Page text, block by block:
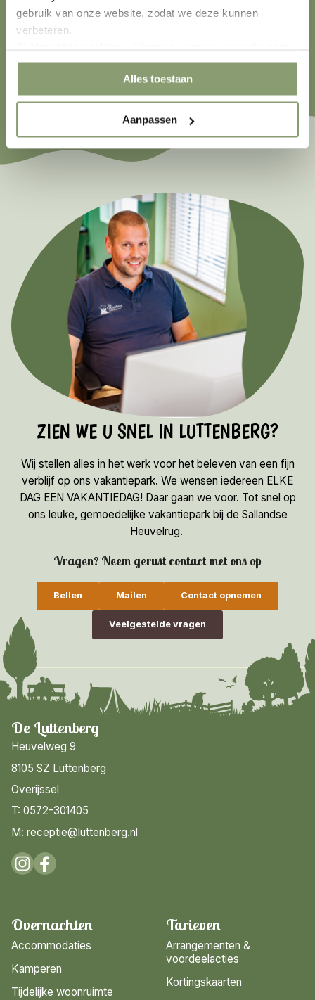
gebruik van onze website, zodat we deze kunnen
verbeteren.
aanbiedingen en advertenties laten zien.
Alles toestaan
Aanpassen
Download bij Google Play
ZIEN WE U SNEL IN LUTTENBERG?
Wij stellen alles in het werk voor het beleven van een fijn
verblijf op ons vakantiepark. We wensen iedereen ELKE
DAG EEN VAKANTIEDAG! Daar gaan we voor. Tot snel op
ons leuke, gemoedelijke vakantiepark bij de Sallandse
Heuvelrug.
Vragen? Neem gerust contact met ons op
Bellen Mailen Contact opnemen
Veelgestelde vragen
De Luttenberg
Heuvelweg 9
8105 SZ Luttenberg
Overijssel
T: 0572-301405
M: receptie@luttenberg.nl
Overnachten
Accommodaties
Kamperen
Tijdelijke woonruimte
Tarieven
Arrangementen &
voordeelacties
Kortingskaarten